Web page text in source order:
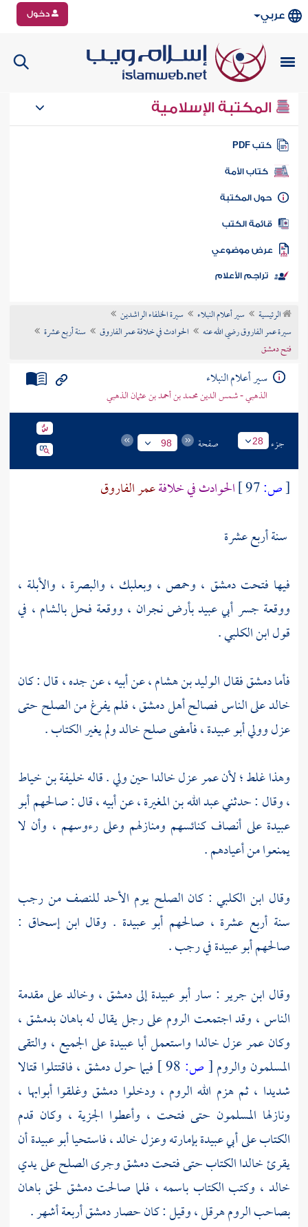
عربي دخول
المكتبة الإسلامية
كتب PDF
كتاب الأمة
المكتبة
الكتب
موضوعي
تراجم الأعلام
الرئيسية سير أعلام النبلاء
سيرة الخلفاء الراشدين
سيرة عمر الفاروق رضي الله عنه
الحوادث في خلافة عمر الفاروق
سنة أربع عشرة
فتح دمشق
سير أعلام النبلاء
الذهبي - شمس الدين محمد بن أحمد بن عثمان الذهبي
جزء 28 صفحة 98
[ص: الحوادث في خلافةعمر الفاروق
سنة أربع عشرة
فيها فتحتدمشق ، وحمص ، وبعلبك ، والبصرة ، والأبلة ،
ووقعة جسرأبي عبيدبأرضنجران ، ووقعة فحلبالشام ، في
قولابن الكلبي.
فأمادمشقفقالالوليد بن هشام، عن أبيه ، عن جده ، قال : كان
خالدعلى الناس فصالحأهلدمشق، فلم يفرغ من الصلح حتى
عزل ووليأبو عبيدة، فأمضى صلحخالدولم يغير الكتاب .
وهذا غلط ؛ لأنعمرعزلخالداحين ولي . قالهخليفة بن خياط
، وقال : حدثنيعبد الله بن المغيرة، عن أبيه ، قال : صالحهمأبو
عبيدةعلى أنصاف كنائسهم ومنازلهم وعلى رءوسهم ، وأن لا
يمنعوا من أعيادهم .
وقال ابن الكلبي : كان الصلح يوم الأحد للنصف من رجب
سنة أربع عشرة ، صالحهم أبو عبيدة . وقال ابن إسحاق :
صالحهمأبو عبيدةفي رجب .
وقال ابن جرير : سارأبو عبيدةإلىدمشق، وخالدعلى مقدمة
الناس ، وقد اجتمعت الرومعلى رجل يقال لهباهانبدمشق،
وكانعمرعزلخالدا واستعملأبا عبيدةعلى الجميع ، والتقى
المسلمون والروم[ص: فيما حولدمشق، فاقتتلوا قتالا
شديدا ، ثم هزم الله الروم ، ودخلوا دمشق وغلقوا أبوابها ،
ونازلها المسلمون حتى فتحت ، وأعطوا الجزية ، وكان قدم
الكتاب علىأبي عبيدةبإمارته وعزلخالد، فاستحياأبو عبيدةأن
يقرئخالداالكتاب حتى فتحتدمشقوجرى الصلح على يدي
خالد ، وكتب الكتاب باسمه ، فلما صالحتدمشق لحقباهان
بصاحبالرومهرقل، وقيل : كان حصاردمشقأربعة أشهر .